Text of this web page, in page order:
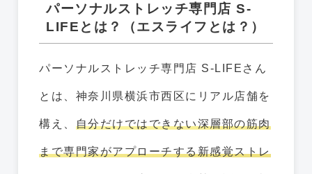
パーソナルストレッチ専門店 S-
LIFEとは？（エスライフとは？）
パーソナルストレッチ専門店 S-LIFEさん
とは、神奈川県横浜市西区にリアル店舗を
構え、 自分だけではできない深層部の筋肉
まで専門家がアプローチする新感覚ストレ